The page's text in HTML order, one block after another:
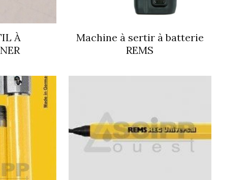
À
Machine à sertir à batterie
REMS